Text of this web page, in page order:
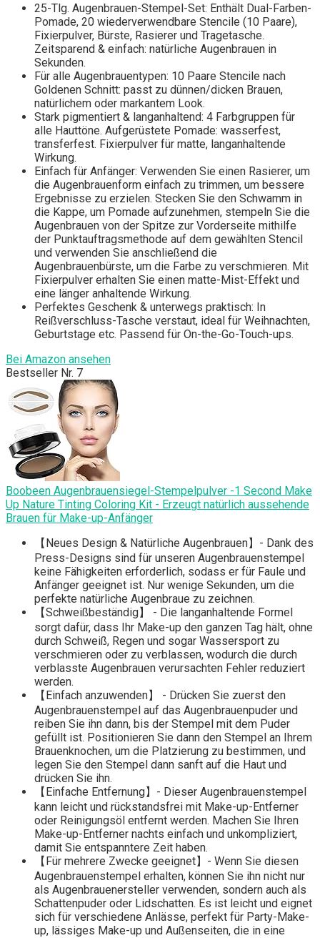
25-Tlg. Augenbrauen-Stempel-Set: Enthält Dual-Farben-
Pomade, 20 wiederverwendbare Stencile (10 Paare),
Fixierpulver, Bürste, Rasierer und Tragetasche.
Zeitsparend & einfach: natürliche Augenbrauen in
Sekunden.
Für alle Augenbrauentypen: 10 Paare Stencile nach
Goldenen Schnitt: passt zu dünnen/dicken Brauen,
natürlichem oder markantem Look.
Stark pigmentiert & langanhaltend: 4 Farbgruppen für
alle Hauttöne. Aufgerüstete Pomade: wasserfest,
transferfest. Fixierpulver für matte, langanhaltende
Wirkung.
Einfach für Anfänger: Verwenden Sie einen Rasierer, um
die Augenbrauenform einfach zu trimmen, um bessere
Ergebnisse zu erzielen. Stecken Sie den Schwamm in
die Kappe, um Pomade aufzunehmen, stempeln Sie die
Augenbrauen von der Spitze zur Vorderseite mithilfe
der Punktauftragsmethode auf dem gewählten Stencil
und verwenden Sie anschließend die
Augenbrauenbürste, um die Farbe zu verschmieren. Mit
Fixierpulver erhalten Sie einen matte-Mist-Effekt und
eine länger anhaltende Wirkung.
Perfektes Geschenk & unterwegs praktisch: In
Reißverschluss-Tasche verstaut, ideal für Weihnachten,
Geburtstage etc. Passend für On-the-Go-Touch-ups.
Bei Amazon ansehen
Bestseller Nr. 7
Boobeen Augenbrauensiegel-Stempelpulver -1 Second Make
Up Nature Tinting Coloring Kit - Erzeugt natürlich aussehende
Brauen für Make-up-Anfänger
【Neues Design & Natürliche Augenbrauen】- Dank des
Press-Designs sind für unseren Augenbrauenstempel
keine Fähigkeiten erforderlich, sodass er für Faule und
Anfänger geeignet ist. Nur wenige Sekunden, um die
perfekte natürliche Augenbraue zu zeichnen.
【Schweißbeständig】 - Die langanhaltende Formel
sorgt dafür, dass Ihr Make-up den ganzen Tag hält, ohne
durch Schweiß, Regen und sogar Wassersport zu
verschmieren oder zu verblassen, wodurch die durch
verblasste Augenbrauen verursachten Fehler reduziert
werden.
【Einfach anzuwenden】 - Drücken Sie zuerst den
Augenbrauenstempel auf das Augenbrauenpuder und
reiben Sie ihn dann, bis der Stempel mit dem Puder
gefüllt ist. Positionieren Sie dann den Stempel an Ihrem
Brauenknochen, um die Platzierung zu bestimmen, und
legen Sie den Stempel dann sanft auf die Haut und
drücken Sie ihn.
【Einfache Entfernung】- Dieser Augenbrauenstempel
kann leicht und rückstandsfrei mit Make-up-Entferner
oder Reinigungsöl entfernt werden. Machen Sie Ihren
Make-up-Entferner nachts einfach und unkompliziert,
damit Sie entspanntere Zeit haben.
【Für mehrere Zwecke geeignet】- Wenn Sie diesen
Augenbrauenstempel erhalten, können Sie ihn nicht nur
als Augenbrauenersteller verwenden, sondern auch als
Schattenpuder oder Lidschatten. Es ist leicht und eignet
sich für verschiedene Anlässe, perfekt für Party-Make-
up, lässiges Make-up und Außenseiten, die in eine